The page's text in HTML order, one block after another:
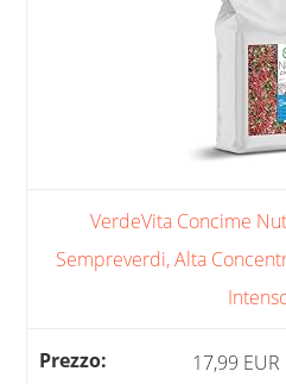
VerdeVita Concime
Sempreverdi, Alta
17,99 EUR